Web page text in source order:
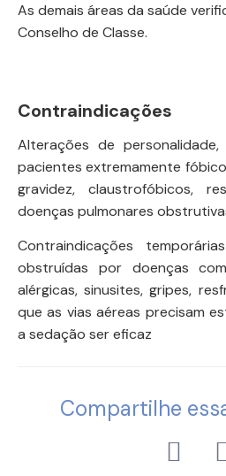
As demais áreas da saúde
Conselho de Classe.
Contraindicações
Alterações de
pacientes extremamente
gravidez, claustrofóbicos,
doenças pulmonares
Contraindicações
obstruídas por doenças
alérgicas, sinusites, gripes,
que as vias aéreas precisam
a sedação ser eficaz
Compartilhe